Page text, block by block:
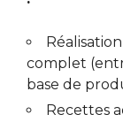
complet
base de
Recettes